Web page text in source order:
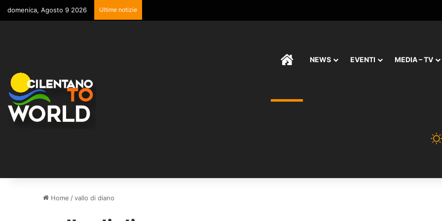
domenica, Agosto 9 2026 Ultime notizie
HOMENEWS EVENTI MEDIA – TV
Home /vallo di diano